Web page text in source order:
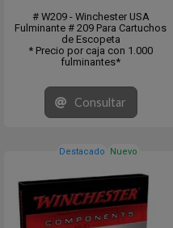
# W209 - Winchester USA
Fulminante # 209 Para Cartuchos
de Escopeta
* Precio por caja con 1.000
fulminantes*
Consultar
Destacado Nuevo